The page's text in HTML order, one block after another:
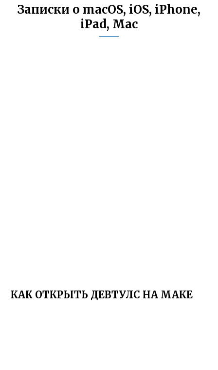
Записки о macOS, iOS, iPhone,
iPad, Mac
КАК ОТКРЫТЬ ДЕВТУЛС НА МАКЕ